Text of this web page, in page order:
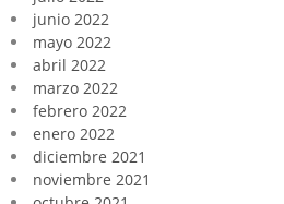
junio 2022
mayo 2022
abril 2022
marzo 2022
febrero 2022
enero 2022
diciembre 2021
noviembre 2021